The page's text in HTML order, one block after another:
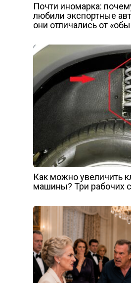
Почти иномарка:
любили экспортные
они отличались от
Как можно увеличить
машины? Три рабочих